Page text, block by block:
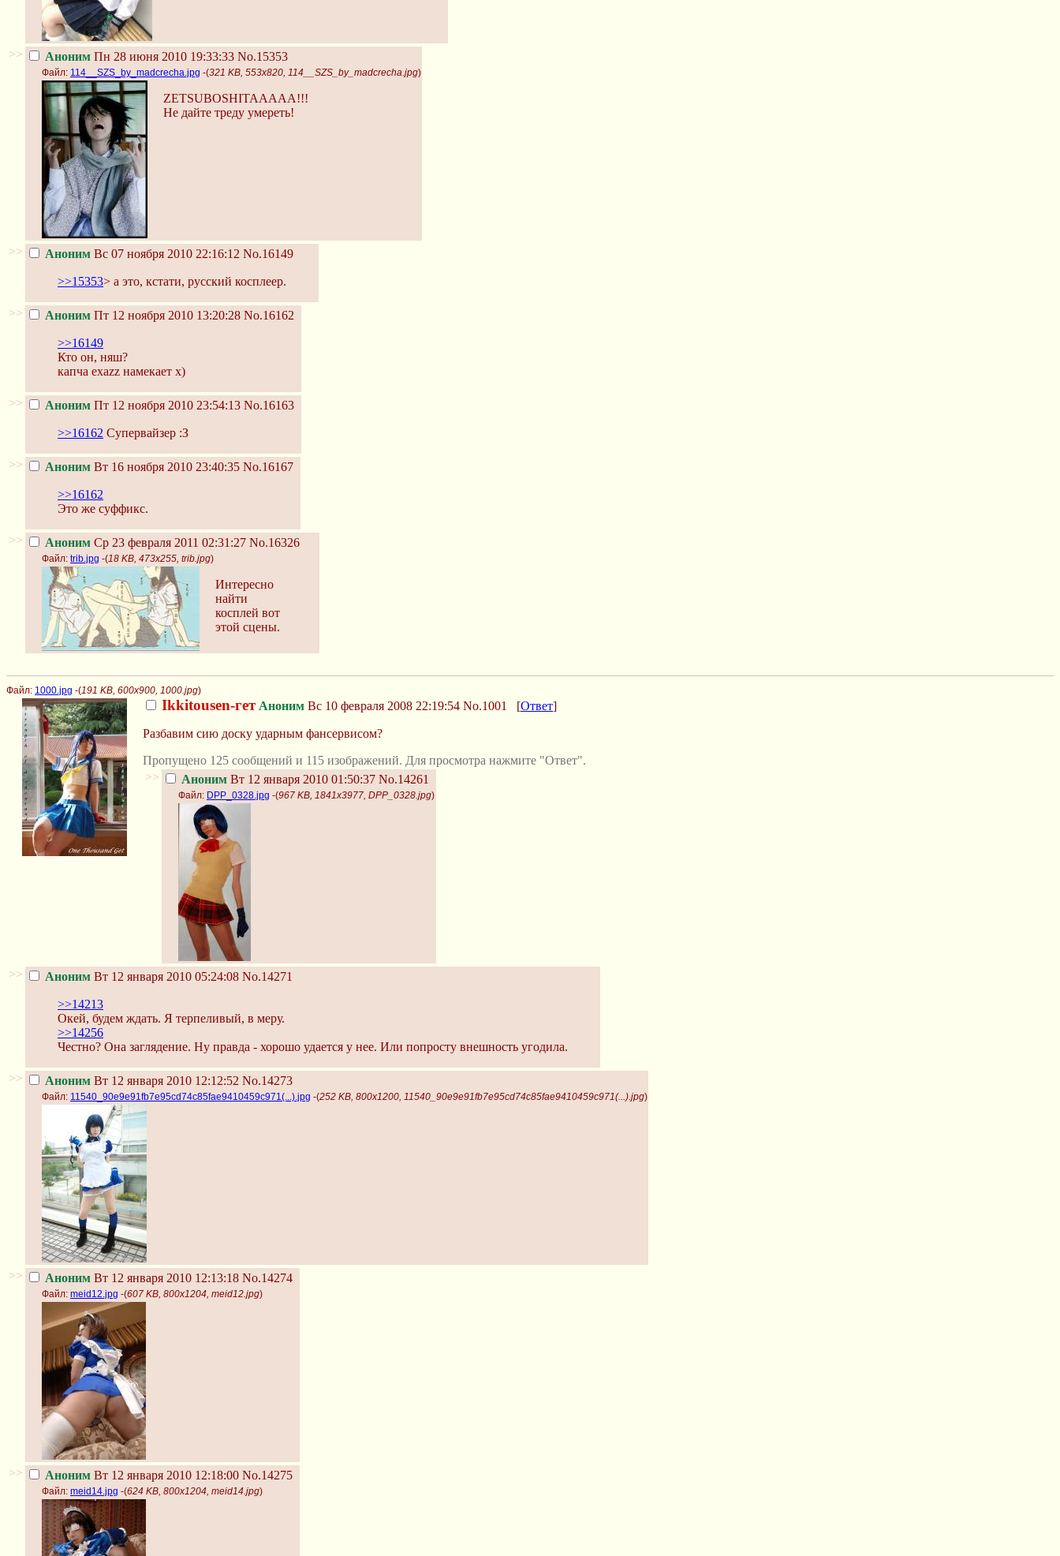
>> Аноним Пн 28 июня 2010 19:33:33 No.15353
Файл: 114__SZS_by_madcrecha.jpg -(321 KB, 553x820, 114__SZS_by_madcrecha.jpg)
ZETSUBOSHITAAAAA!!!
Не дайте треду умереть!
>> Аноним Вс 07 ноября 2010 22:16:12 No.16149
>>15353> а это, кстати, русский косплеер.
>> Аноним Пт 12 ноября 2010 13:20:28 No.16162
>>16149
Кто он, няш?
капча exazz намекает х)
>> Аноним Пт 12 ноября 2010 23:54:13 No.16163
>>16162 Супервайзер :З
>> Аноним Вт 16 ноября 2010 23:40:35 No.16167
>>16162
Это же суффикс.
>> Аноним Ср 23 февраля 2011 02:31:27 No.16326
Файл: trib.jpg -(18 KB, 473x255, trib.jpg)
Интересно
найти
косплей вот
этой сцены.
Файл: 1000.jpg -(191 KB, 600x900, 1000.jpg)
Ikkitousen-гет Аноним Вс 10 февраля 2008 22:19:54 No.1001 [Ответ]
Разбавим сию доску ударным фансервисом?
Пропущено 125 сообщений и 115 изображений. Для просмотра нажмите "Ответ".
>>
Аноним Вт 12 января 2010 01:50:37 No.14261
Файл: DPP_0328.jpg -(967 KB, 1841x3977, DPP_0328.jpg)
>> Аноним Вт 12 января 2010 05:24:08 No.14271
>>14213
Окей, будем ждать. Я терпеливый, в меру.
>>14256
Честно? Она заглядение. Ну правда - хорошо удается у нее. Или попросту внешность угодила.
>> Аноним Вт 12 января 2010 12:12:52 No.14273
Файл: 11540_90e9e91fb7e95cd74c85fae9410459c971(...).jpg -(252 KB, 800x1200, 11540_90e9e91fb7e95cd74c85fae9410459c971(...).jpg)
>> Аноним Вт 12 января 2010 12:13:18 No.14274
Файл: meid12.jpg -(607 KB, 800x1204, meid12.jpg)
>> Аноним Вт 12 января 2010 12:18:00 No.14275
Файл: meid14.jpg -(624 KB, 800x1204, meid14.jpg)